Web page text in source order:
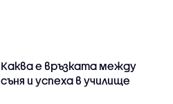
Каква е връзката между
съня и успеха в училище